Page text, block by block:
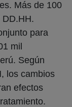
Más de 100
para
mil
Según
los cambios
efectos